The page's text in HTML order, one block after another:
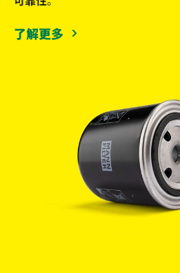
了解更多